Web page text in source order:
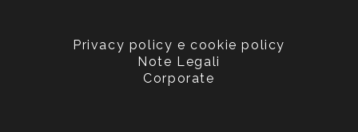
Privacy policy e cookie policy
Note Legali
Corporate